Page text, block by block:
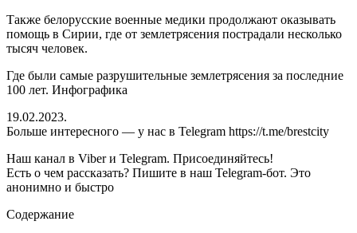
Также белорусские военные медики продолжают оказывать
помощь в Сирии, где от землетрясения пострадали несколько
тысяч человек.
Где были самые разрушительные землетрясения за последние
100 лет. Инфографика
19.02.2023.
Больше интересного — у нас в Telegram https://t.me/brestcity
Наш канал в Viber и Telegram. Присоединяйтесь!
Есть о чем рассказать? Пишите в наш Telegram-бот. Это
анонимно и быстро
Содержание